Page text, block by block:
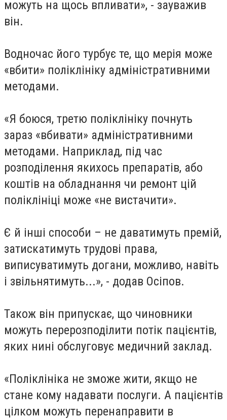
можуть на щось впливати», - зауважив
він.
Водночас його турбує те, що мерія може
«вбити» поліклініку адміністративними
методами.
«Я боюся, третю поліклініку почнуть
зараз «вбивати» адміністративними
методами. Наприклад, під час
розподілення якихось препаратів, або
коштів на обладнання чи ремонт цій
поліклініці може «не вистачити».
Є й інші способи – не даватимуть премій,
затискатимуть трудові права,
виписуватимуть догани, можливо, навіть
і звільнятимуть...», - додав Осіпов.
Також він припускає, що чиновники
можуть перерозподілити потік пацієнтів,
яких нині обслуговує медичний заклад.
«Поліклініка не зможе жити, якщо не
стане кому надавати послуги. А пацієнтів
цілком можуть перенаправити в